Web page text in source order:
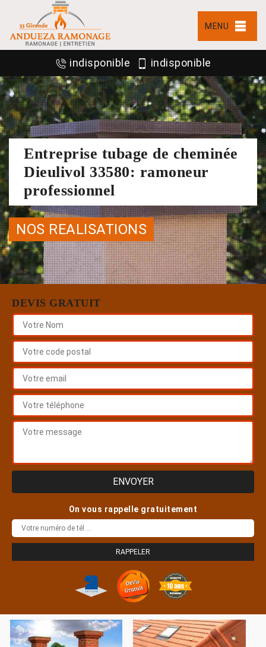
MENU
indisponible indisponible
Entreprise tubage de cheminée
Dieulivol 33580: ramoneur
professionnel
NOS REALISATIONS
DEVIS GRATUIT
On vous rappelle gratuitement